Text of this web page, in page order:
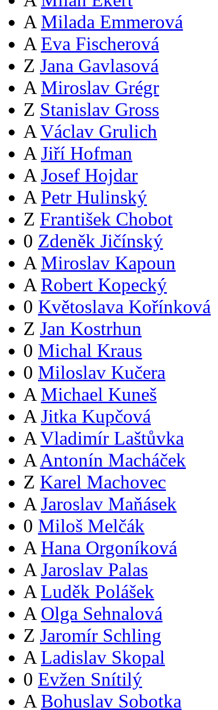
A Milada Emmerová
A Eva Fischerová
Z Jana Gavlasová
A Miroslav Grégr
Z Stanislav Gross
A Václav Grulich
A Jiří Hofman
A Josef Hojdar
A Petr Hulinský
Z František Chobot
0 Zdeněk Jičínský
A Miroslav Kapoun
A Robert Kopecký
0 Květoslava Kořínková
Z Jan Kostrhun
0 Michal Kraus
0 Miloslav Kučera
A Michael Kuneš
A Jitka Kupčová
A Vladimír Laštůvka
A Antonín Macháček
Z Karel Machovec
A Jaroslav Maňásek
0 Miloš Melčák
A Hana Orgoníková
A Jaroslav Palas
A Luděk Polášek
A Olga Sehnalová
Z Jaromír Schling
A Ladislav Skopal
0 Evžen Snítilý
A Bohuslav Sobotka